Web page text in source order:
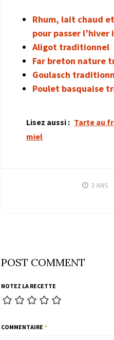
Rhum, lait chaud
pour passer l’hiver
Aligot traditionnel
Far breton nature
Goulasch
Poulet basquaise
Lisez aussi : Tarte au
miel
3 ANS
POST COMMENT
NOTEZ LA RECETTE
COMMENTAIRE *